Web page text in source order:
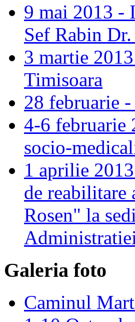
9 mai 2013 -
Sef Rabin
3 martie
Timisoara
28 februarie
4-6 februarie
socio-
1 aprilie
de
Rosen" la
Galeria foto
Caminul